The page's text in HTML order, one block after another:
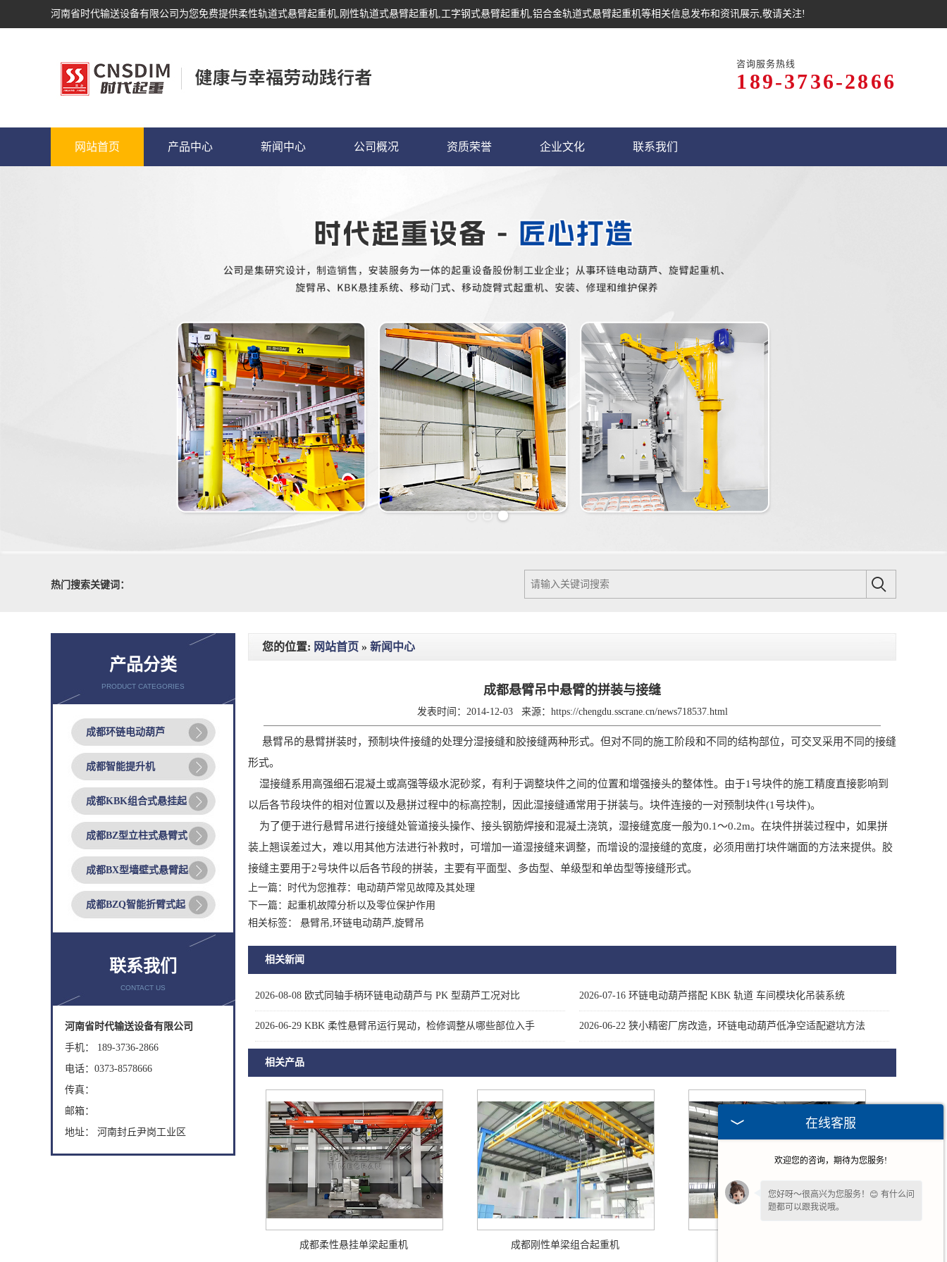
河南省时代输送设备有限公司为您免费提供柔性轨道式悬臂起重机,刚性轨道式悬臂起重机,工字钢式悬臂起重机,铝合金轨道式悬臂起重机等相关信息发布和资讯展示,敬请关注!
咨询服务热线
189-3736-2866
网站首页 产品中心 新闻中心 公司概况 资质荣誉 企业文化 联系我们
热门搜索关键词：
产品分类
PRODUCT CATEGORIES
成都环链电动葫芦
成都智能提升机
成都KBK组合式悬挂起
成都BZ型立柱式悬臂式
成都BX型墙壁式悬臂起
成都BZQ智能折臂式起
联系我们
CONTACT US
河南省时代输送设备有限公司
手机： 189-3736-2866
电话：0373-8578666
传真：
邮箱：
地址： 河南封丘尹岗工业区
您的位置: 网站首页 » 新闻中心
成都悬臂吊中悬臂的拼装与接缝
发表时间：2014-12-03 来源： https://chengdu.sscrane.cn/news718537.html
悬臂吊的悬臂拼装时，预制块件接缝的处理分湿接缝和胶接缝两种形式。但对不同的施工阶段和不同的结构部位，可交叉采用不同的接缝
形式。
湿接缝系用高强细石混凝土或高强等级水泥砂浆，有利于调整块件之间的位置和增强接头的整体性。由于1号块件的施工精度直接影响到
以后各节段块件的相对位置以及悬拼过程中的标高控制，因此湿接缝通常用于拼装与。块件连接的一对预制块件(1号块件)。
为了便于进行悬臂吊进行接缝处管道接头操作、接头钢筋焊接和混凝土浇筑，湿接缝宽度一般为0.1～0.2m。在块件拼装过程中，如果拼
装上翘误差过大，难以用其他方法进行补救时，可增加一道湿接缝来调整，而增设的湿接缝的宽度，必须用凿打块件端面的方法来提供。胶
接缝主要用于2号块件以后各节段的拼装，主要有平面型、多齿型、单级型和单齿型等接缝形式。
上一篇：
时代为您推荐：电动葫芦常见故障及其处理
下一篇： 起重机故障分析以及零位保护作用
相关标签： 悬臂吊,环链电动葫芦,旋臂吊
相关新闻
2026-08-08 欧式同轴手柄环链电动葫芦与 PK 型葫芦工况对比 2026-07-16 环链电动葫芦搭配 KBK 轨道 车间模块化吊装系统
2026-06-29 KBK 柔性悬臂吊运行晃动，检修调整从哪些部位入手 2026-06-22 狭小精密厂房改造，环链电动葫芦低净空适配避坑方法
相关产品
成都柔性悬挂单梁起重机 成都刚性单梁组合起重机
在线客服
欢迎您的咨询，期待为您服务!
您好呀～很高兴为您服务！😊 有什么问
题都可以跟我说哦。